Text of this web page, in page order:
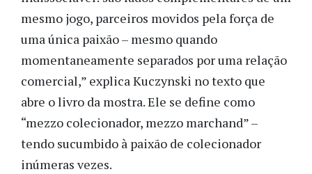
mesmo jogo, parceiros movidos pela força de
uma única paixão – mesmo quando
momentaneamente separados por uma relação
comercial,” explica Kuczynski no texto que
abre o livro da mostra. Ele se define como
“mezzo colecionador, mezzo marchand” –
tendo sucumbido à paixão de colecionador
inúmeras vezes.